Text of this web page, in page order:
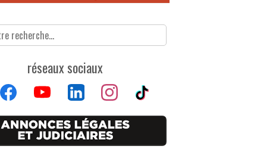
réseaux sociaux